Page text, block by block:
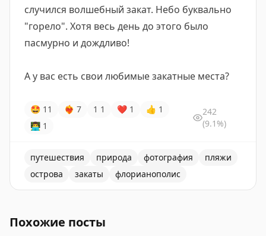
случился волшебный закат. Небо буквально
"горело". Хотя весь день до этого было
пасмурно и дождливо!
А у вас есть свои любимые закатные места?
🤩 11 ❤‍🔥 7 1 1 ❤ 1 👍 1
👨‍💻 1
242
(9.1%)
путешествия природа фотография
пляжи
острова
закаты флорианополис
Похожие посты